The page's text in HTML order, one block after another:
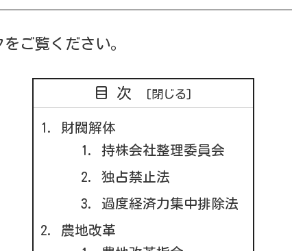
つです。これらにより日本は民主国家の道を歩
ご覧ください。
目次
財閥解体
持株会社整理委員会
独占禁止法
過度経済力集中排除法
農地改革